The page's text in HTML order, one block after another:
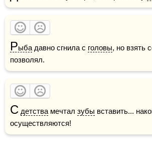
Рыба давно сгнила с головы, но взять
позволял.
С детства мечтал зубы вставить...
осуществляются!